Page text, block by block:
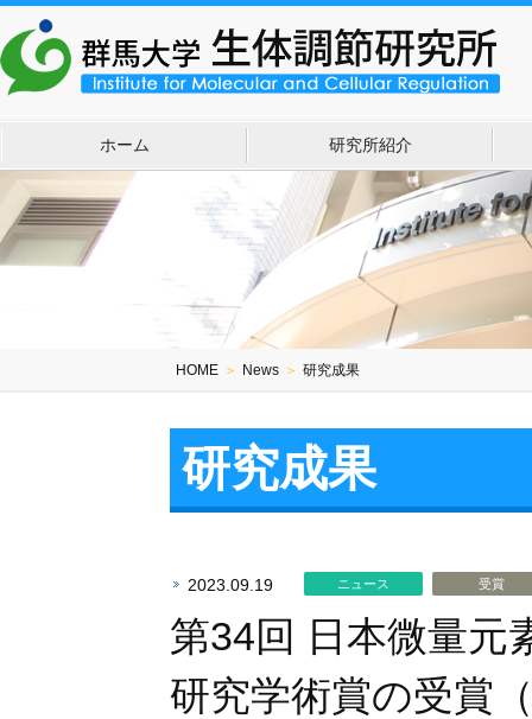
ホーム 研究所紹介
HOME ＞ News ＞ 研究成果
研究成果
2023.09.19 ニュース 受賞
第34回 日本微量元
研究学術賞の受賞